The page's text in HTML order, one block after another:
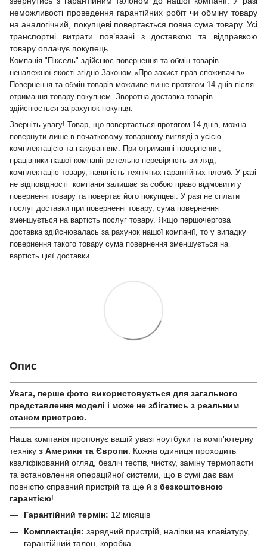
неможливості проведення гарантійних робіт чи обміну товару
на аналогічний, покупцеві повертається повна сума товару. Усі
транспортні витрати пов’язані з доставкою та відправкою
товару оплачує покупець.
Компанія "Піксель" здійснює повернення та обмін товарів
неналежної якості згідно Законом «Про захист прав споживачів».
Повернення та обмін товарів можливе лише протягом 14 днів після
отримання товару покупцем. Зворотна доставка товарів
здійснюється за рахунок покупця.
Зверніть увагу! Товар, що повертається протягом 14 днів, можна
повернути лише в початковому товарному вигляді з усією
комплектацією та пакуванням. При отриманні повернення,
працівники нашої компанії ретельно перевіряють вигляд,
комплектацію товару, наявність технічних гарантійних пломб. У разі
не відповідності компанія залишає за собою право відмовити у
поверненні товару та повертає його покупцеві. У разі не сплати
послуг доставки при поверненні товару, сума повернення
зменшується на вартість послуг товару. Якщо першочергова
доставка здійснювалась за рахунок нашої компанії, то у випадку
повернення такого товару сума повернення зменшується на
вартість цієї доставки.
Опис
Увага, перше фото використовується для загального
представлення моделі і може не збігатись з реальним
станом приcтрою.
Наша компанія пропонує вашій увазі ноутбуки та комп'ютерну
техніку з Америки та Європи . Кожна одиниця проходить
кваліфікований огляд, безліч тестів, чистку, заміну термопасти
та встановлення операційної системи, що в сумі дає вам
повністю справний пристрій та ще й з безкоштовною
гарантією!
Гарантійний термін: 12 місяців
Комплектація: зарядний пристрій, наліпки на клавіатуру,
гарантійний талон, коробка